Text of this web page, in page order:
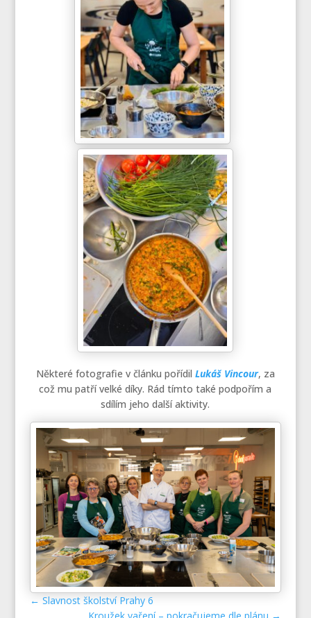
Některé fotografie v článku pořídil Lukáš Vincour, za
což mu patří velké díky. Rád tímto také podpořím a
sdílím jeho další aktivity.
← Slavnost školství Prahy 6